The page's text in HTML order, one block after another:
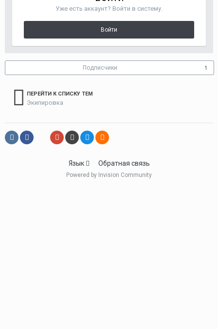
Уже есть аккаунт? Войти в систему.
Войти
Подписчики 1
ПЕРЕЙТИ К СПИСКУ ТЕМ
Экипировка
Язык Обратная связь
Powered by Invision Community